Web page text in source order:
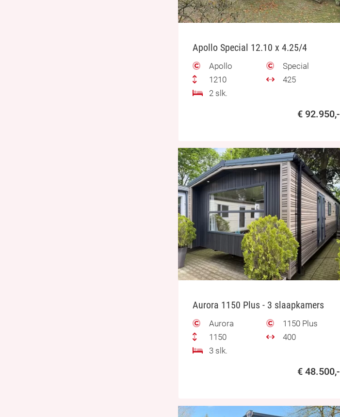
Apollo Special 12.10 x 4.25/4
Apollo
Special
1210
425
2 slk.
€ 92.950,-
Aurora 1150 Plus - 3 slaapkamers
Aurora
1150 Plus
1150
400
3 slk.
€ 48.500,-